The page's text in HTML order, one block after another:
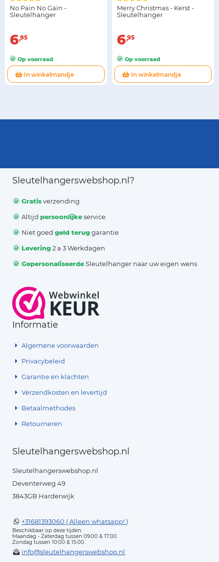
No Pain No Gain -
Sleutelhanger
6 95
Op voorraad
In winkelmandje
Merry Christmas - Kerst -
Sleutelhanger
6 95
Op voorraad
In winkelmandje
Sleutelhangerswebshop.nl?
Gratisverzending
Altijdpersoonlijkeservice
Niet goedgeld teruggarantie
Levering2 a 3 Werkdagen
GepersonaliseerdeSleutelhanger naar uw eigen wens
Informatie
Algemene voorwaarden
Privacybeleid
Garantie en klachten
Verzendkosten en levertijd
Betaalmethodes
Retourneren
Sleutelhangerswebshop.nl
Sleutelhangerswebshop.nl
Deventerweg 49
3843GB Harderwijk
+31681393060 ( Alleen whatsapp! )
Beschikbaar op deze tijden:
Maandag - Zaterdag tussen 09:00 & 17:00
Zondag tussen 10:00 & 15:00
info@sleutelhangerswebshop.nl